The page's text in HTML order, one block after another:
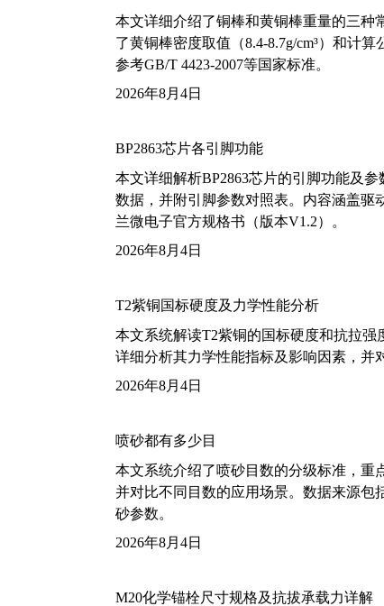
本文详细介绍了铜棒和黄铜棒重量的三种
了黄铜棒密度取值（8.4-8.7g/cm³）和计
参考GB/T 4423-2007等国家标准。
2026年8月4日
BP2863芯片各引脚功能
本文详细解析BP2863芯片的引脚功能及
数据，并附引脚参数对照表。内容涵盖驱
兰微电子官方规格书（版本V1.2）。
2026年8月4日
T2紫铜国标硬度及力学性能分析
本文系统解读T2紫铜的国标硬度和抗拉强
详细分析其力学性能指标及影响因素，并
2026年8月4日
喷砂都有多少目
本文系统介绍了喷砂目数的分级标准，重
并对比不同目数的应用场景。数据来源包
砂参数。
2026年8月4日
M20化学锚栓尺寸规格及抗拔承载力详解